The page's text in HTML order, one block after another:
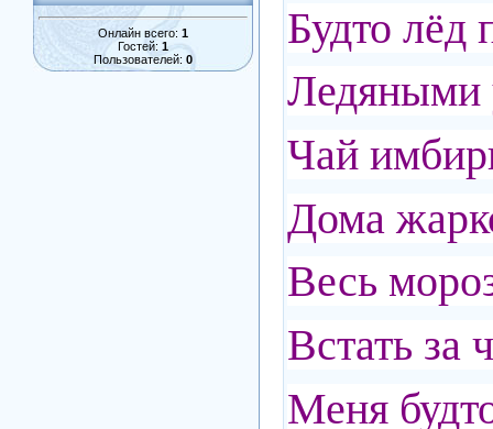
Онлайн всего: 1
Гостей: 1
Пользователей: 0
Будто лёд
Ледяными
Чай
Дома
Весь
Встать за
Меня